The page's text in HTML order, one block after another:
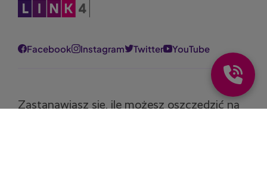
Obraz
Facebook Instagram Twitter YouTube
Zastanawiasz się, ile możesz oszczędzić na